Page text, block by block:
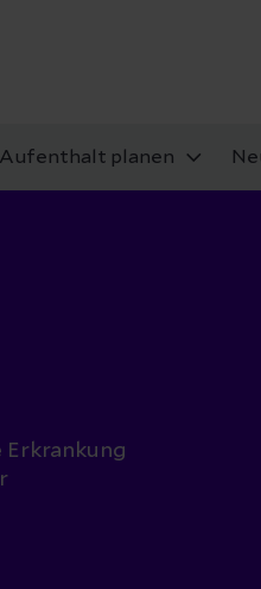
Aufenthalt planen
Erkrankung